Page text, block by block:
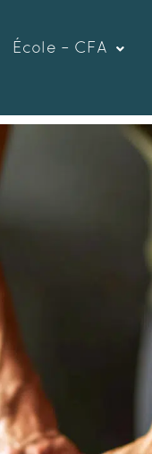
École – CFA